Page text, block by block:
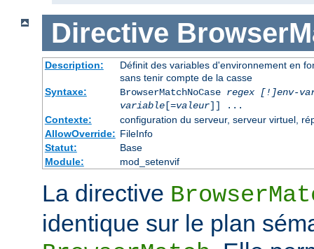
Directive
Description:
Définit des variables d'environnement en
sans tenir compte de la casse
Syntaxe:
BrowserMatchNoCase regex [!]env-
variable[=valeur]] ...
Contexte:
configuration du serveur, serveur virtuel,
AllowOverride: FileInfo
Statut:
Base
Module:
mod_setenvif
La directive
identique sur le plan